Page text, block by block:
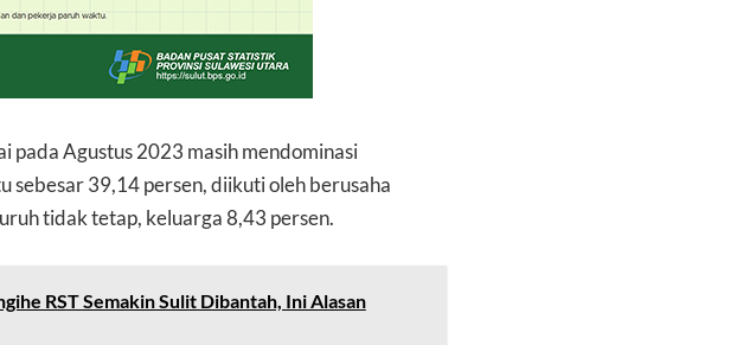
pada Agustus 2023 masih mendominasi
sebesar 39,14 persen, diikuti oleh berusaha
tidak tetap, keluarga 8,43 persen.
RST Semakin Sulit Dibantah, Ini Alasan